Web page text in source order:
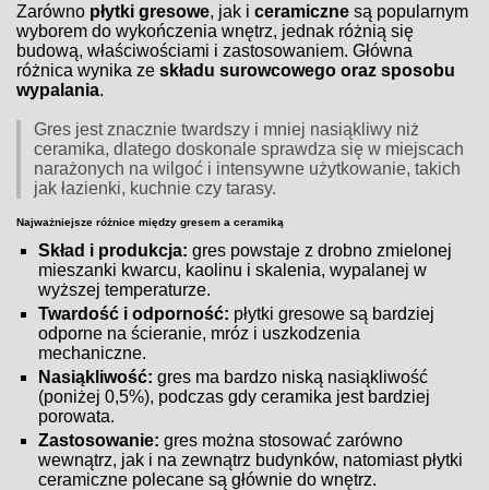
Zarówno płytki gresowe, jak iceramiczne są popularnym
wyborem do wykończenia wnętrz, jednak różnią się
budową, właściwościami i zastosowaniem. Główna
różnica wynika zeskładu surowcowego oraz sposobu
wypalania.
Gres jest znacznie twardszy i mniej nasiąkliwy niż
ceramika, dlatego doskonale sprawdza się w miejscach
narażonych na wilgoć i intensywne użytkowanie, takich
jak łazienki, kuchnie czy tarasy.
Najważniejsze różnice między gresem a ceramiką
Skład i produkcja: gres powstaje z drobno zmielonej
mieszanki kwarcu, kaolinu i skalenia, wypalanej w
wyższej temperaturze.
Twardość i odporność: płytki gresowe są bardziej
odporne na ścieranie, mróz i uszkodzenia
mechaniczne.
Nasiąkliwość: gres ma bardzo niską nasiąkliwość
(poniżej 0,5%), podczas gdy ceramika jest bardziej
porowata.
Zastosowanie: gres można stosować zarówno
wewnątrz, jak i na zewnątrz budynków, natomiast płytki
ceramiczne polecane są głównie do wnętrz.